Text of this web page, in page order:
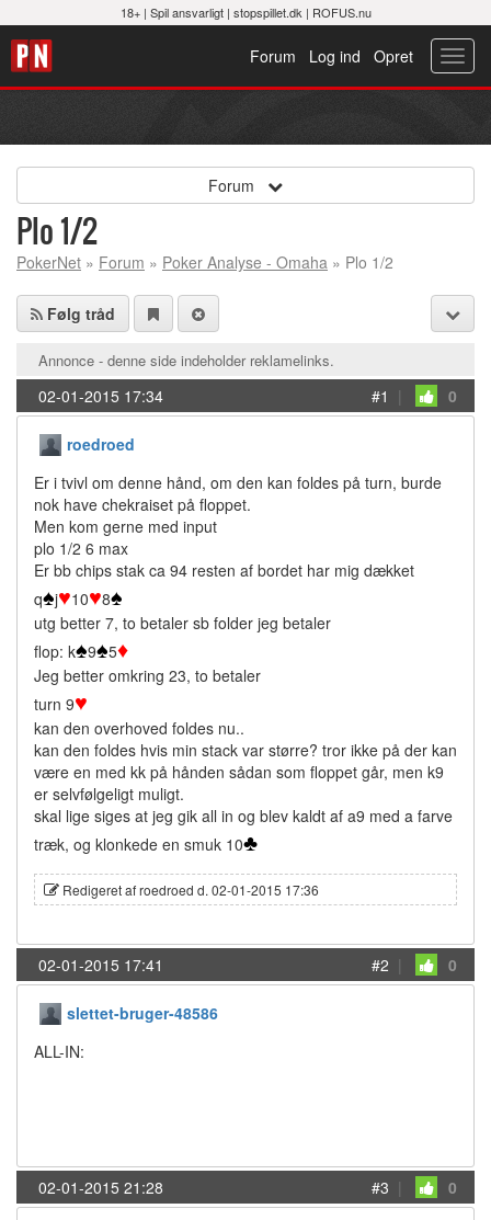
18+ | Spil ansvarligt| stopspillet.dk | ROFUS.nu
Opret
Log ind
Forum
Forum
Plo 1/2
PokerNet » Forum » Poker Analyse - Omaha » Plo 1/2
Følg tråd
Annonce - denne side indeholder reklamelinks.
02-01-2015 17:34 #1 | 0
roedroed
Er i tvivl om denne hånd, om den kan foldes på turn, burde
nok have chekraiset på floppet.
Men kom gerne med input
plo 1/2 6 max
Er bb chips stak ca 94 resten af bordet har mig dækket
q♠j♥10♥8♠
utg better 7, to betaler sb folder jeg betaler
flop: k♠9♠5♦
Jeg better omkring 23, to betaler
turn 9♥
kan den overhoved foldes nu..
kan den foldes hvis min stack var større? tror ikke på der kan
være en med kk på hånden sådan som floppet går, men k9
er selvfølgeligt muligt.
skal lige siges at jeg gik all in og blev kaldt af a9 med a farve
træk, og klonkede en smuk 10♣
Redigeret af roedroed d. 02-01-2015 17:36
02-01-2015 17:41 #2 | 0
slettet-bruger-48586
ALL-IN:
02-01-2015 21:28 #3 | 0